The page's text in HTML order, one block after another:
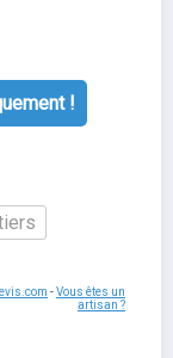
!
-Vous êtes un
artisan ?